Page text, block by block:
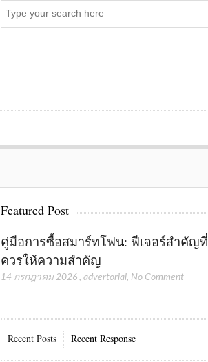
Featured Post
คู่มือการซื้อสมาร์ทโฟน: ฟีเจอร์สำคัญที่
ควรให้ความสำคัญ
14 กรกฎาคม 2026 ,advertorial, No Comment
Recent Posts Recent Response